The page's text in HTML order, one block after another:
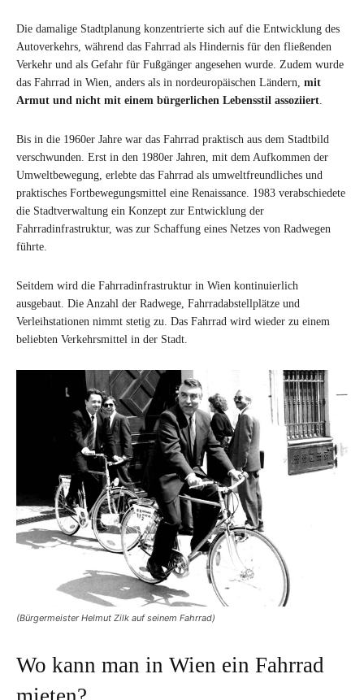
Die damalige Stadtplanung konzentrierte sich auf die Entwicklung des
Autoverkehrs, während das Fahrrad als Hindernis für den fließenden
Verkehr und als Gefahr für Fußgänger angesehen wurde. Zudem wurde
das Fahrrad in Wien, anders als in nordeuropäischen Ländern, mit
Armut und nicht mit einem bürgerlichen Lebensstil assoziiert.
Bis in die 1960er Jahre war das Fahrrad praktisch aus dem Stadtbild
verschwunden. Erst in den 1980er Jahren, mit dem Aufkommen der
Umweltbewegung, erlebte das Fahrrad als umweltfreundliches und
praktisches Fortbewegungsmittel eine Renaissance. 1983 verabschiedete
die Stadtverwaltung ein Konzept zur Entwicklung der
Fahrradinfrastruktur, was zur Schaffung eines Netzes von Radwegen
führte.
Seitdem wird die Fahrradinfrastruktur in Wien kontinuierlich
ausgebaut. Die Anzahl der Radwege, Fahrradabstellplätze und
Verleihstationen nimmt stetig zu. Das Fahrrad wird wieder zu einem
beliebten Verkehrsmittel in der Stadt.
(Bürgermeister Helmut Zilk auf seinem Fahrrad)
Wo kann man in Wien ein Fahrrad